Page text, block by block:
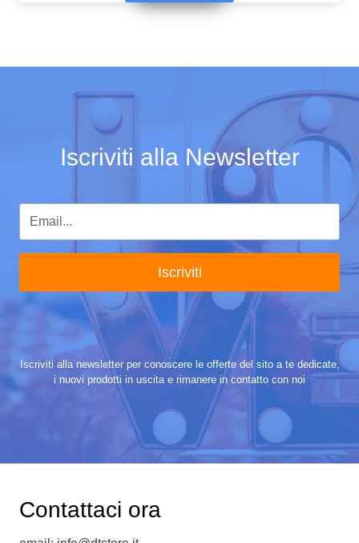
Iscriviti alla Newsletter
Iscriviti
Iscriviti alla newsletter per conoscere le offerte del sito a te dedicate,
i nuovi prodotti in uscita e rimanere in contatto con noi
Contattaci ora